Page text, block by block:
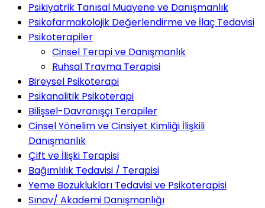
Psikiyatrik Tanısal Muayene ve Danışmanlık
Psikofarmakolojik Değerlendirme ve İlaç Tedavisi
Psikoterapiler
Cinsel Terapi ve Danışmanlık
Ruhsal Travma Terapisi
Bireysel Psikoterapi
Psikanalitik Psikoterapi
Bilişsel-Davranışçı Terapiler
Cinsel Yönelim ve Cinsiyet Kimliği İlişkili
Danışmanlık
Çift ve İlişki Terapisi
Bağımlılık Tedavisi / Terapisi
Yeme Bozuklukları Tedavisi ve Psikoterapisi
Sınav/ Akademi Danışmanlığı